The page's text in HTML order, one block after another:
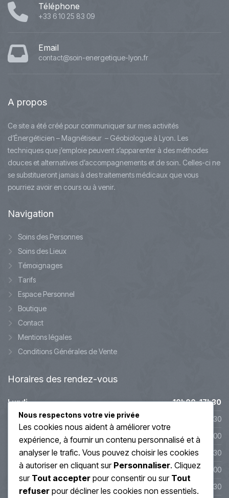
Téléphone
+33 6 10 25 83 09
Email
contact@soin-energetique-lyon.fr
A propos
Ce site a été créé pour communiquer sur mes activités
d’Énergéticien – Magnétiseur – Géobiologue à Lyon. Les
techniques que j’emploie peuvent s’apparenter à des méthodes
douces et alternatives d’accompagnements et de soin. Celles-ci ne
se substitueront jamais à des traitements médicaux que vous
pourriez avoir en cours ou à venir.
Navigation
Soins des Personnes
Soins des Lieux
Témoignages
Tarifs
Espace Personnel
Boutique
Contact
Mentions légales
Conditions Générales de Vente
Horaires des rendez-vous
Lundi
10h00-17h30
Mardi
10h00-17h30
Mercredi
9h45-20h00
Jeudi
10h00-19h30
Vendredi
10h00-19h00
Samedi
10h00-17h30
Nous respectons votre vie privée
Les cookies nous aident à améliorer votre
expérience, à fournir un contenu personnalisé et à
analyser le trafic. Vous pouvez choisir les cookies
à autoriser en cliquant sur Personnaliser. Cliquez
sur Tout accepter pour consentir ou sur Tout
refuser pour décliner les cookies non essentiels.